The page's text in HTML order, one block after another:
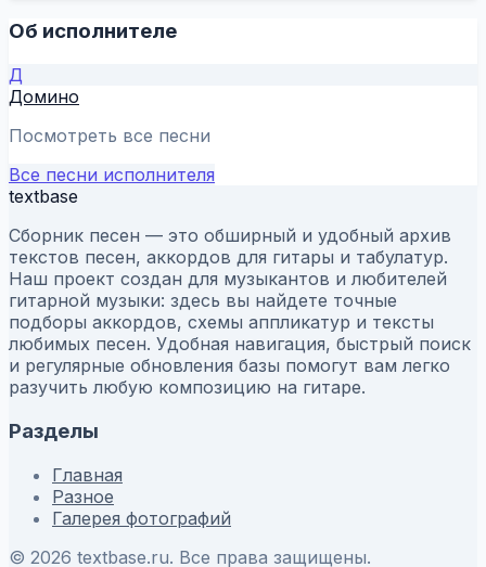
Об исполнителе
Д
Домино
Посмотреть все песни
Все песни исполнителя
textbase
Сборник песен — это обширный и удобный архив
текстов песен, аккордов для гитары и табулатур.
Наш проект создан для музыкантов и любителей
гитарной музыки: здесь вы найдете точные
подборы аккордов, схемы аппликатур и тексты
любимых песен. Удобная навигация, быстрый поиск
и регулярные обновления базы помогут вам легко
разучить любую композицию на гитаре.
Разделы
Главная
Разное
Галерея фотографий
© 2026 textbase.ru. Все права защищены.